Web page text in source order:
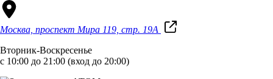
Москва, проспект Мира 119, стр. 19А
Вторник-Воскресенье
с 10:00 до 21:00 (вход до 20:00)